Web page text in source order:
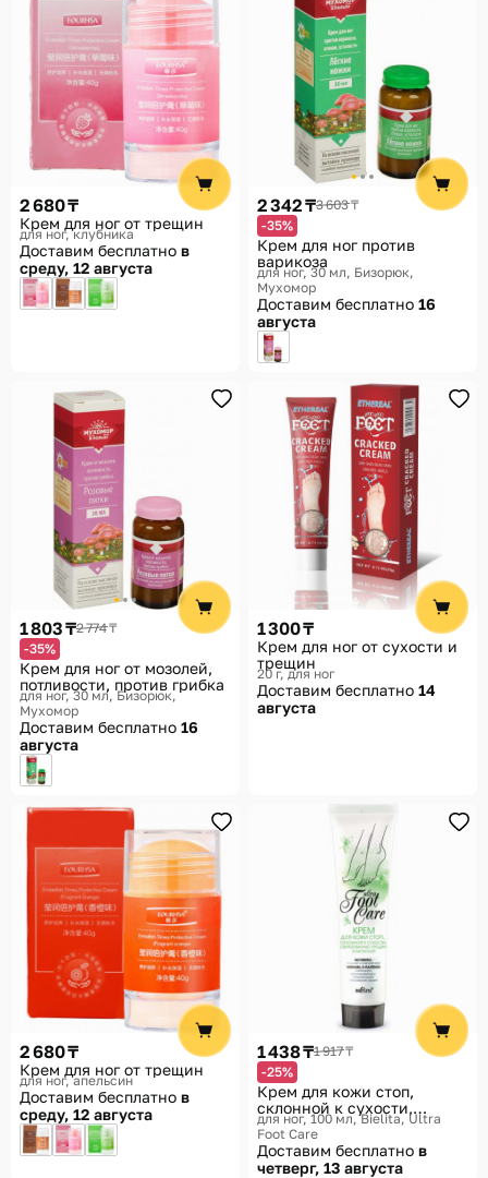
2 680 ₸
Крем для ног от трещин
для ног, клубника
Доставим бесплатно в
среду, 12 августа
2 342 ₸3 603 ₸
-35%
Крем для ног против
варикоза
для ног, 30 мл Бизорюк,
Мухомор
Доставим бесплатно 16
августа
1 803 ₸2 774 ₸
-35%
Крем для ног от мозолей,
потливости, против грибка
для ног, 30 мл Бизорюк,
Мухомор
Доставим бесплатно 16
августа
1 300 ₸
Крем для ног от сухости и
трещин
20 г, для ног
Доставим бесплатно 14
августа
2 680 ₸
Крем для ног от трещин
для ног, апельсин
Доставим бесплатно в
среду, 12 августа
1 438 ₸1 917 ₸
-25%
Крем для кожи стоп,
склонной к сухости,
образованию трещин и
мозолей «Ultra Foot Care»
для ног, 100 мл Bielita, Ultra
Foot Care
Доставим бесплатно в
четверг, 13 августа